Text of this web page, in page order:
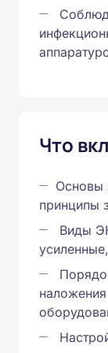
Что
Основы
принципы
Виды